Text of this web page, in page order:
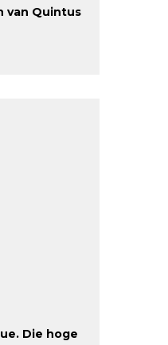
van Quintus
Die hoge